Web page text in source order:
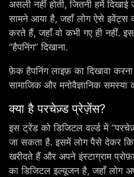
असली नहीं होती, जितनी हमें
सामने आया है, जहाँ लोग ऐसे इवेंट्स
करते हैं, जहाँ वो कभी गए ही नहीं.
“हैपनिंग” दिखाना.
फ़ेक हैपनिंग लाइफ़ का दिखावा
सामाजिक और मनोवैज्ञानिक
क्या है परचेज़्ड प्रेज़ेंस?
इस ट्रेंड को डिजिटल वर्ल्ड में
जा सकता है. इसमें लोग पैसे देकर
खरीदते हैं और अपने इंस्टाग्राम
का डिजिटल इल्यूजन है, जहाँ लोग